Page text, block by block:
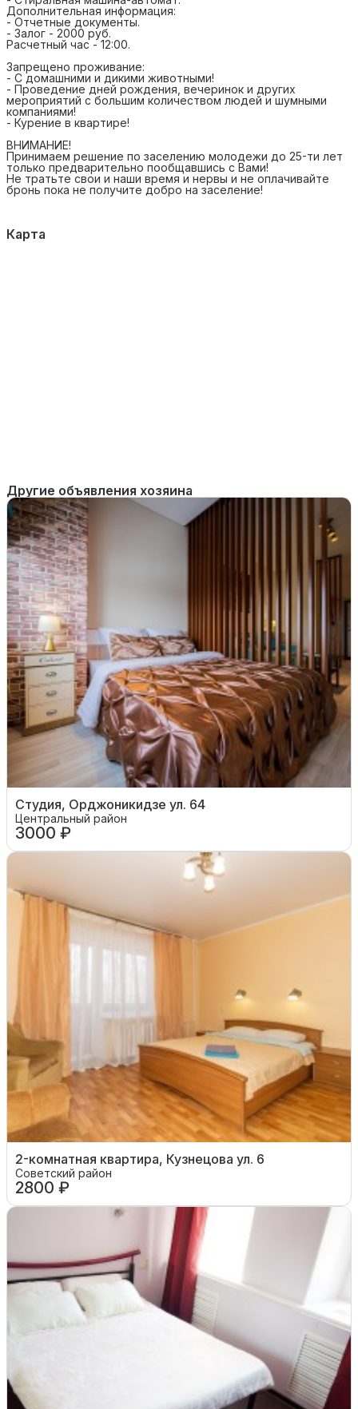
Дополнительная информация:
- Отчетные документы.
- Залог - 2000 руб.
Расчетный час - 12:00.
Запрещено проживание:
- С домашними и дикими животными!
- Проведение дней рождения, вечеринок и других
мероприятий с большим количеством людей и шумными
компаниями!
- Курение в квартире!
ВНИМАНИЕ!
Принимаем решение по заселению молодежи до 25-ти лет
только предварительно пообщавшись с Вами!
Не тратьте свои и наши время и нервы и не оплачивайте
бронь пока не получите добро на заселение!
Карта
Другие объявления хозяина
Студия, Орджоникидзе ул. 64
Центральный район
3000 ₽
2-комнатная квартира, Кузнецова ул. 6
Советский район
2800 ₽